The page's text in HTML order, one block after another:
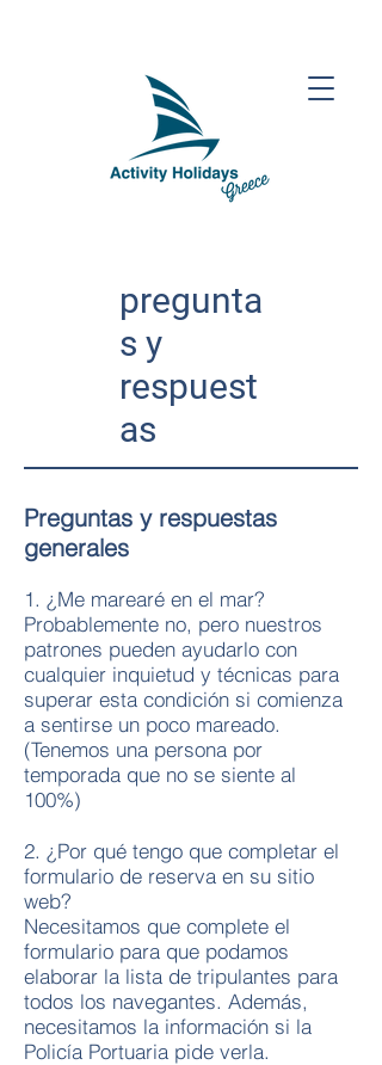
pregunta
s y
respuest
as
​Preguntas y respuestas
generales
1. ¿Me marearé en el mar?
Probablemente no, pero nuestros
patrones pueden ayudarlo con
cualquier inquietud y técnicas para
superar esta condición si comienza
a sentirse un poco mareado.
(Tenemos una persona por
temporada que no se siente al
100%)
2. ¿Por qué tengo que completar el
formulario de reserva en su sitio
web?
Necesitamos que complete el
formulario para que podamos
elaborar la lista de tripulantes para
todos los navegantes. Además,
necesitamos la información si la
Policía Portuaria pide verla.